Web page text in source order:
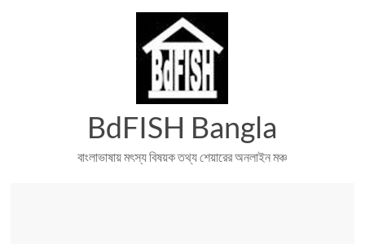
BdFISH Bangla
বাংলাভাষায় মৎস্য বিষয়ক তথ্য শেয়ারের অনলাইন মঞ্চ